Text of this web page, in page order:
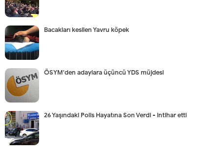
Bacakları kesilen Yavru köpek
ÖSYM'den adaylara üçüncü YDS müjdesi
26 Yaşındaki Polis Hayatına Son Verdi - intihar etti